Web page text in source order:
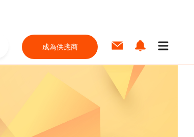
成為供應商